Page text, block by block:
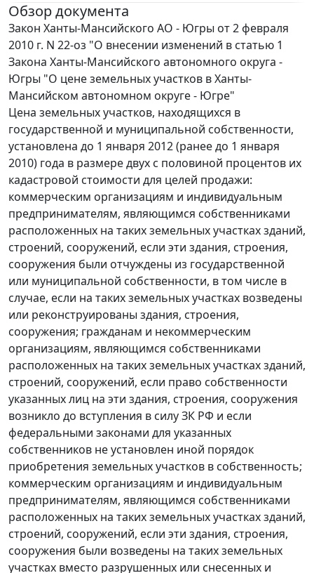
Обзор документа
Закон Ханты-Мансийского АО - Югры от 2 февраля
2010 г. N 22-оз "О внесении изменений в статью 1
Закона Ханты-Мансийского автономного округа -
Югры "О цене земельных участков в Ханты-
Мансийском автономном округе - Югре"
Цена земельных участков, находящихся в
государственной и муниципальной собственности,
установлена до 1 января 2012 (ранее до 1 января
2010) года в размере двух с половиной процентов их
кадастровой стоимости для целей продажи:
коммерческим организациям и индивидуальным
предпринимателям, являющимся собственниками
расположенных на таких земельных участках зданий,
строений, сооружений, если эти здания, строения,
сооружения были отчуждены из государственной
или муниципальной собственности, в том числе в
случае, если на таких земельных участках возведены
или реконструированы здания, строения,
сооружения; гражданам и некоммерческим
организациям, являющимся собственниками
расположенных на таких земельных участках зданий,
строений, сооружений, если право собственности
указанных лиц на эти здания, строения, сооружения
возникло до вступления в силу ЗК РФ и если
федеральными законами для указанных
собственников не установлен иной порядок
приобретения земельных участков в собственность;
коммерческим организациям и индивидуальным
предпринимателям, являющимся собственниками
расположенных на таких земельных участках зданий,
строений, сооружений, если эти здания, строения,
сооружения были возведены на таких земельных
участках вместо разрушенных или снесенных и